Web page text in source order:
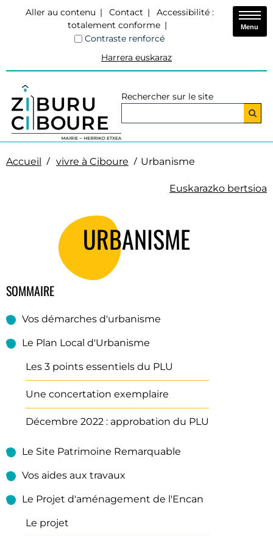
Aller au contenu Contact
Accessibilité :
totalement conforme
Contraste renforcé
Harrera euskaraz
Rechercher sur le site
Menu
Accueil vivre à Ciboure Urbanisme
Euskarazko bertsioa
URBANISME
SOMMAIRE
Vos démarches d'urbanisme
Le Plan Local d'Urbanisme
Les 3 points essentiels du PLU
Une concertation exemplaire
Décembre 2022 : approbation du PLU
Le Site Patrimoine Remarquable
Vos aides aux travaux
Le Projet d'aménagement de l'Encan
Le projet